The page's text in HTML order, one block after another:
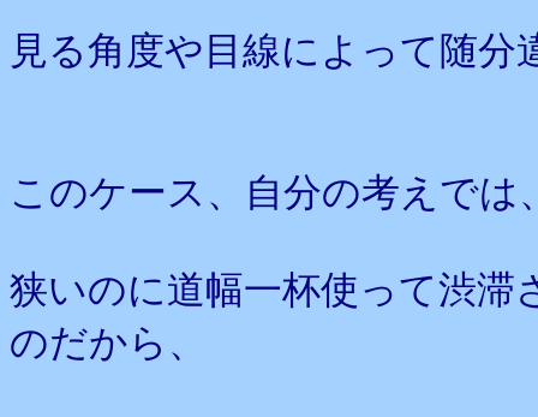
見る角度や目線によって随
このケース、自分の考えでは
狭いのに道幅一杯使って渋
のだから、